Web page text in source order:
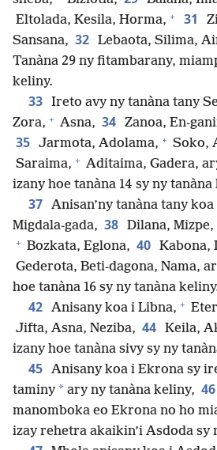
Eltolada, Kesila, Horma, + 31
Sansana, 32 Lebaota, Silima,
Tanàna 29 ny fitambarany,
keliny.
33 Ireto avy ny tanàna tany
Zora, + Asna, 34 Zanoa, En-
35 Jarmota, Adolama, + Soko,
Saraima, + Aditaima, Gadera,
izany hoe tanàna 14 sy ny tanàna
37 Anisan’ny tanàna tany
Migdala-gada, 38 Dilana,
+ Bozkata, Eglona, 40 Kabona,
Gederota, Beti-dagona, Nama,
hoe tanàna 16 sy ny tanàna
42 Anisany koa i Libna, +
Jifta, Asna, Neziba, 44 Keila,
izany hoe tanàna sivy sy ny
45 Anisany koa i Ekrona sy
taminy * ary ny tanàna keliny, 46
manomboka eo Ekrona no ho
izay rehetra akaikin’i Asdoda sy